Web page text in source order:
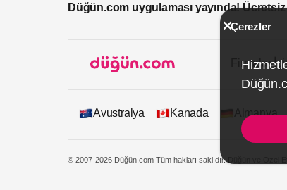
Düğün.com uygulaması yayında!
Firmalar
Avustralya Kanada Almanya
© 2007-2026 Düğün.com Tüm hakları saklıdır. Düğün ve Özel
Çerezler